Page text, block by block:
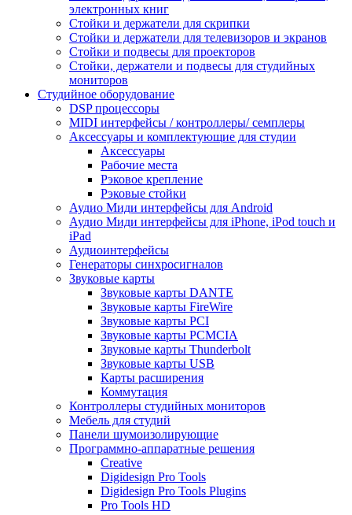
электронных книг
Стойки и держатели для скрипки
Стойки и держатели для телевизоров и экранов
Стойки и подвесы для проекторов
Стойки, держатели и подвесы для студийных
мониторов
Студийное оборудование
DSP процессоры
MIDI интерфейсы / контроллеры/ семплеры
Аксессуары и комплектующие для студии
Аксессуары
Рабочие места
Рэковое крепление
Рэковые стойки
Аудио Миди интерфейсы для Android
Аудио Миди интерфейсы для iPhone, iPod touch и
iPad
Аудиоинтерфейсы
Генераторы синхросигналов
Звуковые карты
Звуковые карты DANTE
Звуковые карты FireWire
Звуковые карты PCI
Звуковые карты PCMCIA
Звуковые карты Thunderbolt
Звуковые карты USB
Карты расширения
Коммутация
Контроллеры студийных мониторов
Мебель для студий
Панели шумоизолирующие
Программно-аппаратные решения
Creative
Digidesign Pro Tools
Digidesign Pro Tools Plugins
Pro Tools HD